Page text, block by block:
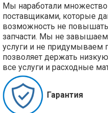
Мы наработали
поставщиками, которые
возможность не
запчасти. Мы не
услуги и не придумываем
позволяет держать
все услуги и расходные
Гарантия